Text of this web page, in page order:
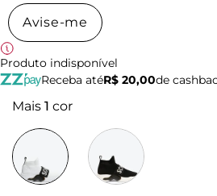
Avise-me
Produto indisponível
Receba atéR$ 20,00de
Mais 1 cor